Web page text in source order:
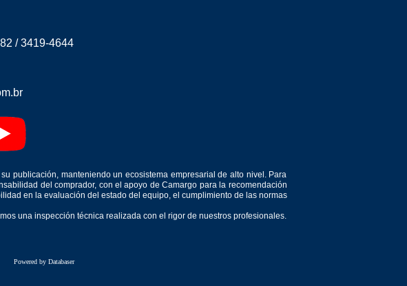
/3419-4644
publicación, manteniendo un ecosistema empresarial de alto nivel. Para
del comprador, con el apoyo de Camargo para la recomendación
en la evaluación del estado del equipo, el cumplimiento de las normas
una inspección técnica realizada con el rigor de nuestros profesionales.
Powered by Databaser